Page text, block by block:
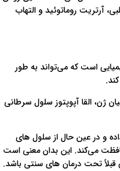
آرتریت روماتوئید و التهاب
است که می‌تواند به طور
ژن، القا آپوپتوز سلول سرطانی
و در عین حال از سلول های
می‌کند. این بدان معنی است
قبلاً تحت درمان های سنتی باشد.